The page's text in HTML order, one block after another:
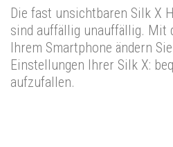
Die fast unsichtbaren Silk X
sind auffällig unauffällig. Mit
Ihrem Smartphone ändern
Einstellungen Ihrer Silk X:
aufzufallen.